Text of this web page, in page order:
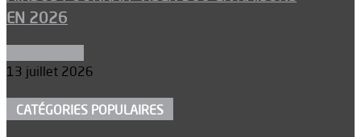
EN 2026
13 juillet 2026
CATÉGORIES POPULAIRES